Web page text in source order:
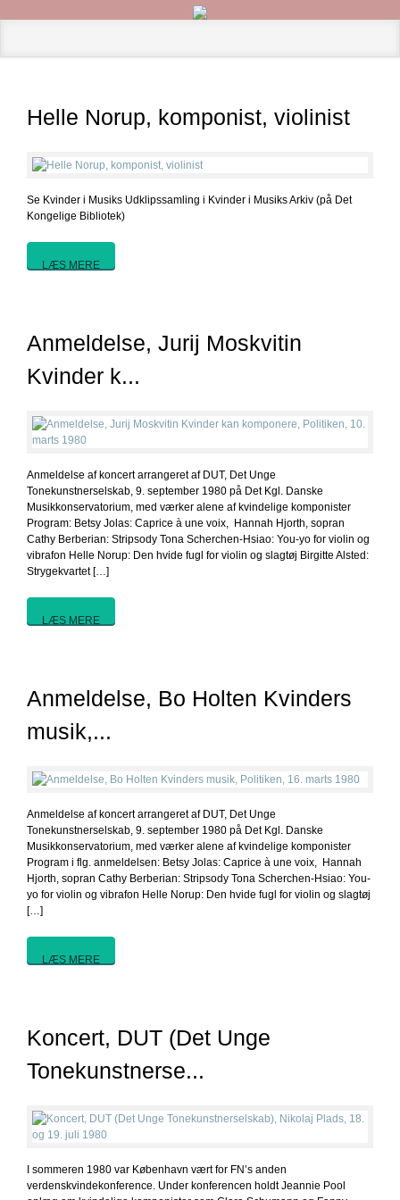
Helle Norup, komponist, violinist
Se Kvinder i Musiks Udklipssamling i Kvinder i Musiks Arkiv (på Det
Kongelige Bibliotek)
LÆS MERE
Anmeldelse, Jurij Moskvitin
Kvinder k...
Anmeldelse af koncert arrangeret af DUT, Det Unge
Tonekunstnerselskab, 9. september 1980 på Det Kgl. Danske
Musikkonservatorium, med værker alene af kvindelige komponister
Program: Betsy Jolas: Caprice à une voix, Hannah Hjorth, sopran
Cathy Berberian: Stripsody Tona Scherchen-Hsiao: You-yo for violin og
vibrafon Helle Norup: Den hvide fugl for violin og slagtøj Birgitte Alsted:
Strygekvartet […]
LÆS MERE
Anmeldelse, Bo Holten Kvinders
musik,...
Anmeldelse af koncert arrangeret af DUT, Det Unge
Tonekunstnerselskab, 9. september 1980 på Det Kgl. Danske
Musikkonservatorium, med værker alene af kvindelige komponister
Program i flg. anmeldelsen: Betsy Jolas: Caprice à une voix, Hannah
Hjorth, sopran Cathy Berberian: Stripsody Tona Scherchen-Hsiao: You-
yo for violin og vibrafon Helle Norup: Den hvide fugl for violin og slagtøj
[…]
LÆS MERE
Koncert, DUT (Det Unge
Tonekunstnerse...
I sommeren 1980 var København vært for FN’s anden
verdenskvindekonference. Under konferencen holdt Jeannie Pool